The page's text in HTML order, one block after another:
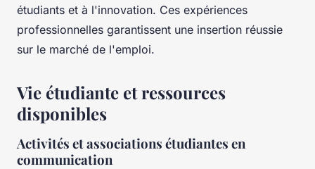
étudiants et à l'innovation. Ces expériences
professionnelles garantissent une insertion réussie
sur le marché de l'emploi.
Vie étudiante et ressources
disponibles
Activités et associations étudiantes en
communication